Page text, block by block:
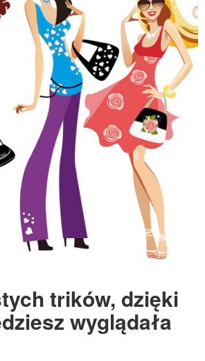
trików, dzięki
wyglądała